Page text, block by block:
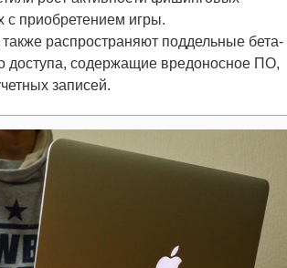
с приобретением игры.
распространяют поддельные бета-
доступа, содержащие вредоносное ПО,
записей.